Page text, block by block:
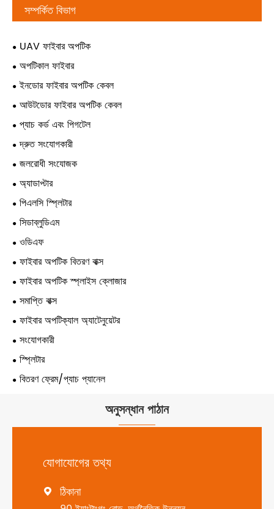
সম্পর্কিত বিভাগ
UAV ফাইবার অপটিক
অপটিকাল ফাইবার
ইনডোর ফাইবার অপটিক কেবল
আউটডোর ফাইবার অপটিক কেবল
প্যাচ কর্ড এবং পিগটেল
দ্রুত সংযোগকারী
জলরোধী সংযোজক
অ্যাডাপ্টার
পিএলসি স্প্লিটার
সিডাব্লুডিএম
ওডিএফ
ফাইবার অপটিক বিতরণ বাক্স
ফাইবার অপটিক স্প্লাইস ক্লোজার
সমাপ্তি বাক্স
ফাইবার অপটিক্যাল অ্যাটেনুয়েটর
সংযোগকারী
স্প্লিটার
বিতরণ ফ্রেম/প্যাচ প্যানেল
অনুসন্ধান পাঠান
যোগাযোগের তথ্য
 ঠিকানা